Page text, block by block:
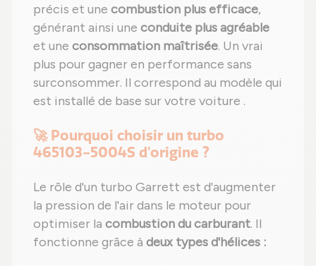
précis et une combustion plus efficace,
générant ainsi une conduite plus agréable
et une consommation maîtrisée. Un vrai
plus pour gagner en performance sans
surconsommer. Il correspond au modèle qui
est installé de base sur votre voiture .
🚀 Pourquoi choisir un turbo
465103-5004S d'origine ?
Le rôle d'un turbo Garrett est d'augmenter
la pression de l'air dans le moteur pour
optimiser la combustion du carburant. Il
fonctionne grâce à deux types d'hélices :